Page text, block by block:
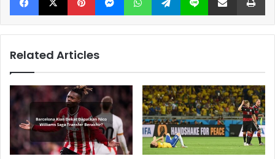
Related Articles